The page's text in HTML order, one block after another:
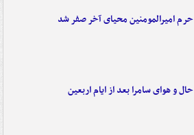
حرم امیرالمومنین محیای آخر صفر شد
حال و هوای سامرا بعد از ایام اربعین